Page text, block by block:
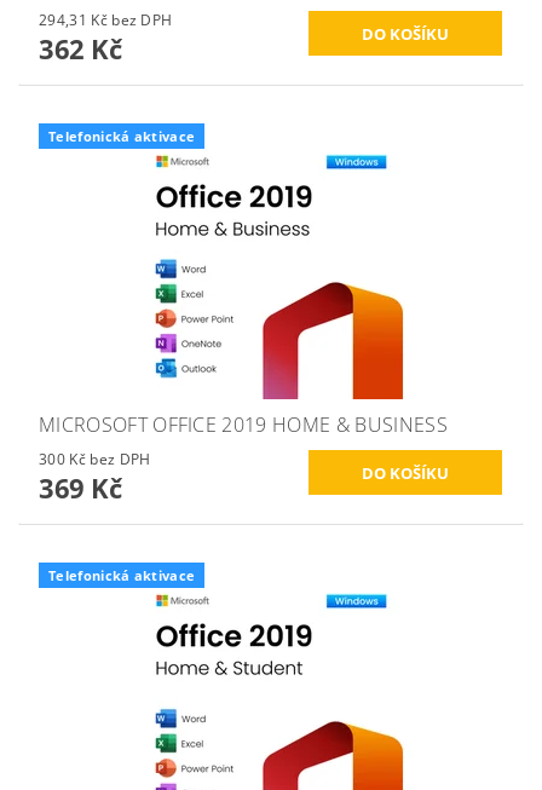
294,31 Kč bez DPH
362 Kč
Telefonická aktivace
MICROSOFT OFFICE 2019 HOME & BUSINESS
300 Kč bez DPH
369 Kč
Telefonická aktivace